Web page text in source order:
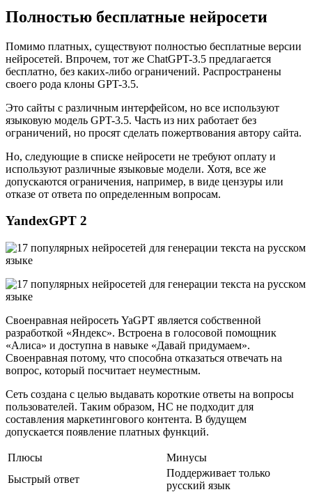
Полностью бесплатные нейросети
Помимо платных, существуют полностью бесплатные версии
нейросетей. Впрочем, тот же ChatGPT-3.5 предлагается
бесплатно, без каких-либо ограничений. Распространены
своего рода клоны GPT-3.5.
Это сайты с различным интерфейсом, но все используют
языковую модель GPT-3.5. Часть из них работает без
ограничений, но просят сделать пожертвования автору сайта.
Но, следующие в списке нейросети не требуют оплату и
используют различные языковые модели. Хотя, все же
допускаются ограничения, например, в виде цензуры или
отказе от ответа по определенным вопросам.
YandexGPT 2
Своенравная нейросеть YaGPT является собственной
разработкой «Яндекс». Встроена в голосовой помощник
«Алиса» и доступна в навыке «Давай придумаем».
Своенравная потому, что способна отказаться отвечать на
вопрос, который посчитает неуместным.
Сеть создана с целью выдавать короткие ответы на вопросы
пользователей. Таким образом, НС не подходит для
составления маркетингового контента. В будущем
допускается появление платных функций.
Плюсы
Минусы
Быстрый ответ
Поддерживает только
русский язык